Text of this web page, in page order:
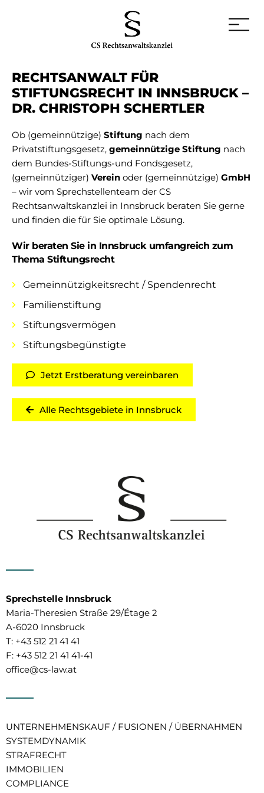
RECHTSANWALT FÜR
STIFTUNGSRECHT IN INNSBRUCK –
DR. CHRISTOPH SCHERTLER
Ob (gemeinnützige) Stiftung nach dem
Privatstiftungsgesetz, gemeinnützige Stiftung nach
dem Bundes-Stiftungs-und Fondsgesetz,
(gemeinnütziger) Verein oder (gemeinnützige) GmbH
– wir vom Sprechstellenteam der CS
Rechtsanwaltskanzlei in Innsbruck beraten Sie gerne
und finden die für Sie optimale Lösung.
Wir beraten Sie in Innsbruck umfangreich zum
Thema Stiftungsrecht
Gemeinnützigkeitsrecht / Spendenrecht
Familienstiftung
Stiftungsvermögen
Stiftungsbegünstigte
Jetzt Erstberatung vereinbaren
Alle Rechtsgebiete in Innsbruck
Sprechstelle Innsbruck
Maria-Theresien Straße 29/Étage 2
A-6020 Innsbruck
T: +43 512 21 41 41
F: +43 512 21 41 41-41
office@cs-law.at
UNTERNEHMENSKAUF / FUSIONEN / ÜBERNAHMEN
SYSTEMDYNAMIK
STRAFRECHT
IMMOBILIEN
COMPLIANCE